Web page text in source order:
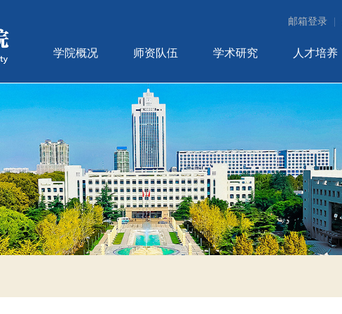
邮箱登录
学院概况 师资队伍 学术研究 人才培养